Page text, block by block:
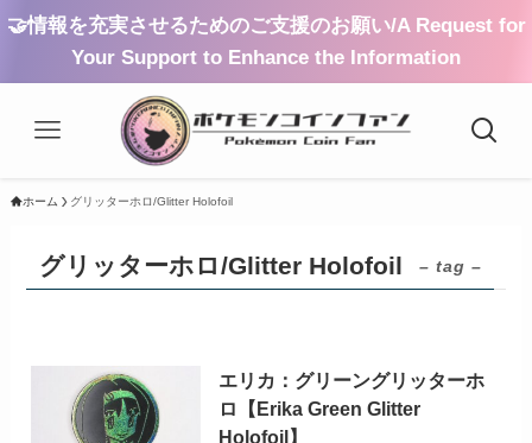
🤝情報を充実させるためのご支援のお願い/A Request for
Your Support to Enhance the Information
ホーム グリッターホロ/Glitter Holofoil
グリッターホロ/Glitter Holofoil – tag –
エリカ：グリーングリッターホ
ロ【Erika Green Glitter
Holofoil】